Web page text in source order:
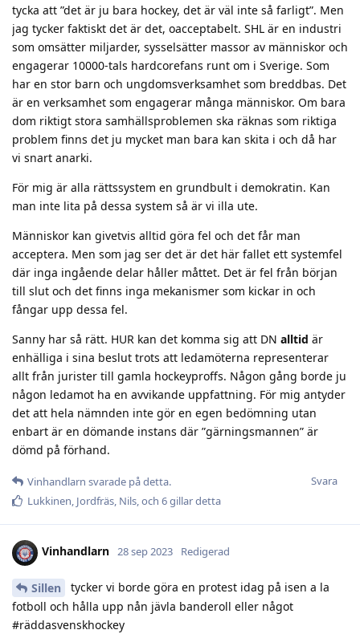
tycka att ”det är ju bara hockey, det är väl inte så farligt”. Men
jag tycker faktiskt det är det, oacceptabelt. SHL är en industri
som omsätter miljarder, sysselsätter massor av människor och
engagerar 10000-tals hardcorefans runt om i Sverige. Som
har en stor barn och ungdomsverksamhet som breddbas. Det
är en verksamhet som engagerar många människor. Om bara
dom riktigt stora samhällsproblemen ska räknas som riktiga
problem finns det ju mycket man bara kan skita i och då har
vi snart anarki.
För mig är alla rättssystem en grundbult i demokratin. Kan
man inte lita på dessa system så är vi illa ute.
Människor kan givetvis alltid göra fel och det får man
acceptera. Men som jag ser det är det här fallet ett systemfel
där inga ingående delar håller måttet. Det är fel från början
till slut och det finns inga mekanismer som kickar in och
fångar upp dessa fel.
Sanny har så rätt. HUR kan det komma sig att DN alltid är
enhälliga i sina beslut trots att ledamöterna representerar
allt från jurister till gamla hockeyproffs. Någon gång borde ju
någon ledamot ha en avvikande uppfattning. För mig antyder
det att hela nämnden inte gör en egen bedömning utan
enbart är en dömande instans där ”gärningsmannen” är
dömd på förhand.
Svara
Vinhandlarn svarade på detta.
Lukkinen Jordfräs Nils , och 6gillar detta
Vinhandlarn 28 sep 2023 Redigerad
Sillen
tycker vi borde göra en protest idag på isen a la
fotboll och hålla upp nån jävla banderoll eller något
#räddasvenskhockey